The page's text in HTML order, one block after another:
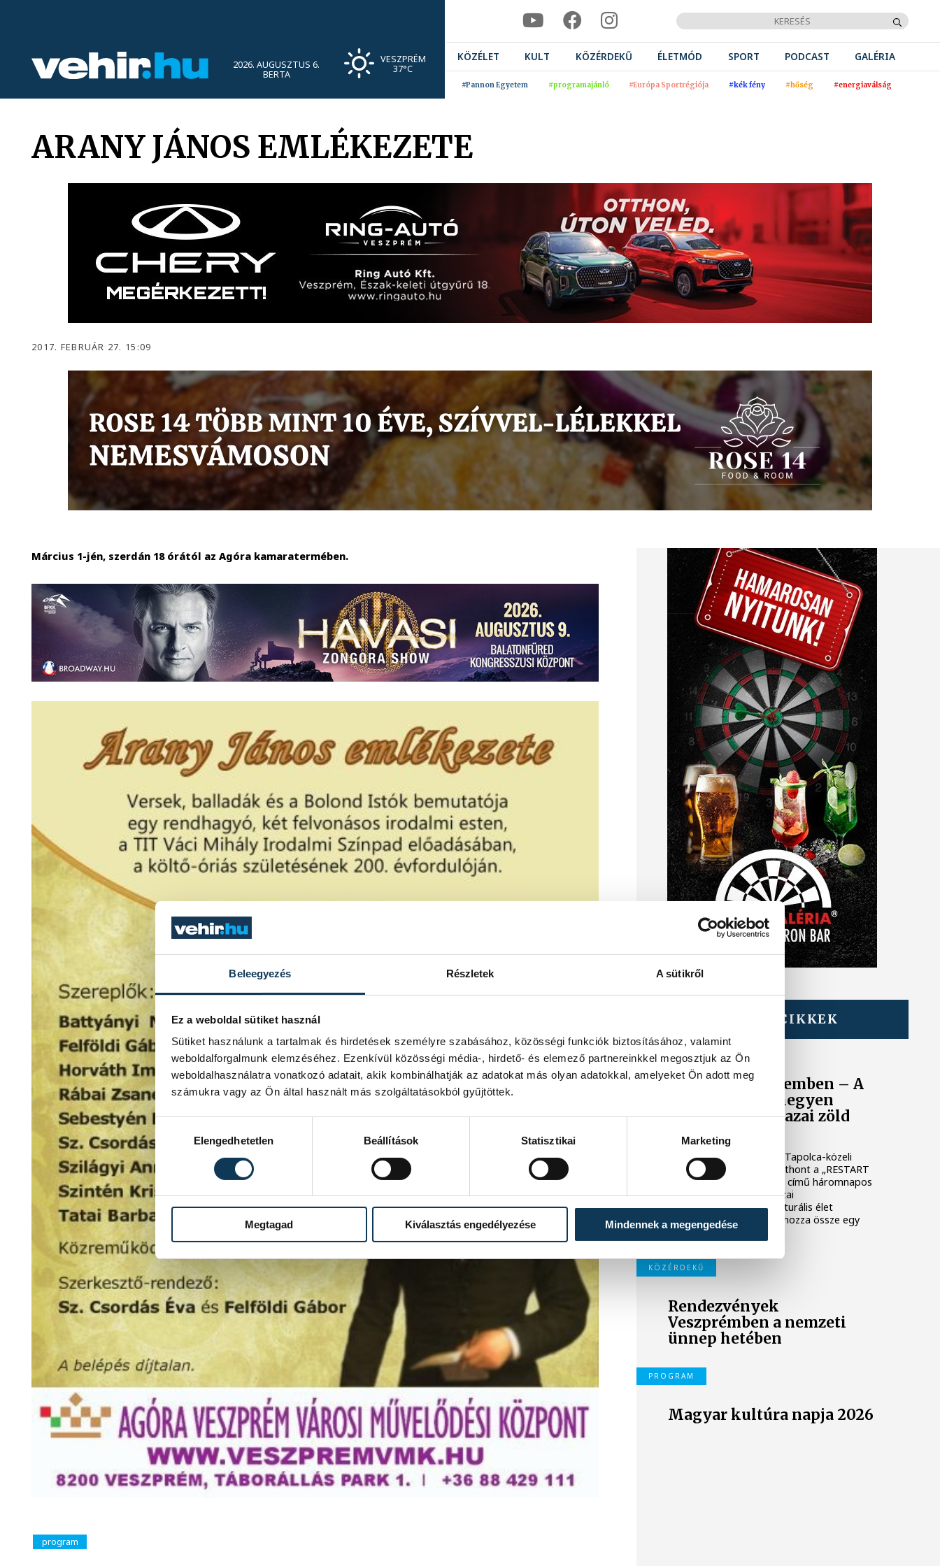
Beleegyezés Részletek A sütikről
Ez a weboldal sütiket használ
Sütiket használunk a tartalmak és hirdetések személyre szabásához, közösségi funkciók biztosításához, valamint
weboldalforgalmunk elemzéséhez. Ezenkívül közösségi média-, hirdető- és elemező partnereinkkel megosztjuk az Ön
weboldalhasználatra vonatkozó adatait, akik kombinálhatják az adatokat más olyan adatokkal, amelyeket Ön adott meg
számukra vagy az Ön által használt más szolgáltatásokból gyűjtöttek.
Hozzájárulás kiválasztása
Elengedhetetlen
Beállítások Statisztikai Marketing
Megtagad Kiválasztás engedélyezése Mindennek a megengedése
2026. AUGUSZTUS 6.
BERTA
VESZPRÉM
37°C
KÖZÉLET KULT KÖZÉRDEKŰ ÉLETMÓD SPORT PODCAST GALÉRIA
#Pannon Egyetem #programajánló #Európa Sportrégiója #kék fény #hőség #energiaválság
ARANY JÁNOS EMLÉKEZETE
2017. FEBRUÁR 27. 15:09
Március 1-jén, szerdán 18 órától az Agóra kamaratermében.
program
TOVÁBBI CIKKEK
RESTART a
természetvédelemben – A
Szent György-hegyen
találkoznak a hazai zöld
szervezetek
2026. július 3–5. között a Tapolca-közeli
Szent György-hegy ad otthont a „RESTART
a természetvédelemben” című háromnapos
találkozónak, amely a hazai
természetvédelem és kulturális élet
meghatározó szereplőit hozza össze egy
közös gondolkodásra.
KÖZÉRDEKŰ
Rendezvények
Veszprémben a nemzeti
ünnep hetében
PROGRAM
Magyar kultúra napja 2026